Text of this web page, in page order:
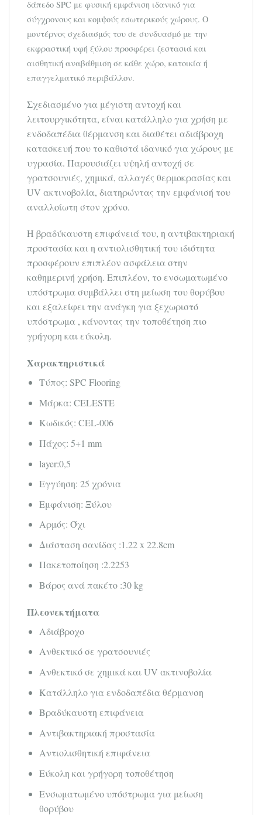
δάπεδο SPC με φυσική εμφάνιση ιδανικό για
σύγχρονους και κομψούς εσωτερικούς χώρους. Ο
μοντέρνος σχεδιασμός του σε συνδυασμό με την
εκφραστική υφή ξύλου προσφέρει ζεστασιά και
αισθητική αναβάθμιση σε κάθε χώρο, κατοικία ή
επαγγελματικό περιβάλλον.
Σχεδιασμένο για μέγιστη αντοχή και
λειτουργικότητα, είναι κατάλληλο για χρήση με
ενδοδαπέδια θέρμανση και διαθέτει αδιάβροχη
κατασκευή που το καθιστά ιδανικό για χώρους με
υγρασία. Παρουσιάζει υψηλή αντοχή σε
γρατσουνιές, χημικά, αλλαγές θερμοκρασίας και
UV ακτινοβολία, διατηρώντας την εμφάνισή του
αναλλοίωτη στον χρόνο.
Η βραδύκαυστη επιφάνειά του, η αντιβακτηριακή
προστασία και η αντιολισθητική του ιδιότητα
προσφέρουν επιπλέον ασφάλεια στην
καθημερινή χρήση. Επιπλέον, το ενσωματωμένο
υπόστρωμα συμβάλλει στη μείωση του θορύβου
και εξαλείφει την ανάγκη για ξεχωριστό
υπόστρωμα , κάνοντας την τοποθέτηση πιο
γρήγορη και εύκολη.
Χαρακτηριστικά
Τύπος: SPC Flooring
Μάρκα: CELESTE
Κωδικός: CEL-006
Πάχος: 5+1 mm
layer:0,5
Εγγύηση: 25 χρόνια
Εμφάνιση: Ξύλου
Αρμός: Όχι
Διάσταση σανίδας :1.22 x 22.8cm
Πακετοποίηση :2.2253
Βάρος ανά πακέτο :30 kg
Πλεονεκτήματα
Αδιάβροχο
Ανθεκτικό σε γρατσουνιές
Ανθεκτικό σε χημικά και UV ακτινοβολία
Κατάλληλο για ενδοδαπέδια θέρμανση
Βραδύκαυστη επιφάνεια
Αντιβακτηριακή προστασία
Αντιολισθητική επιφάνεια
Εύκολη και γρήγορη τοποθέτηση
Ενσωματωμένο υπόστρωμα για μείωση
θορύβου